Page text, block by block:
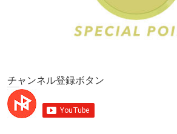
チャンネル登録ボタン